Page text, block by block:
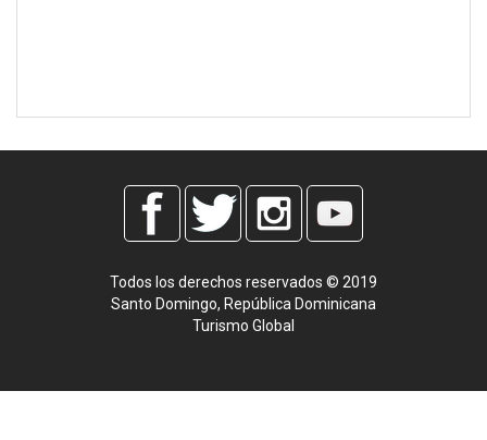
Todos los derechos reservados © 2019
Santo Domingo, República Dominicana
Turismo Global